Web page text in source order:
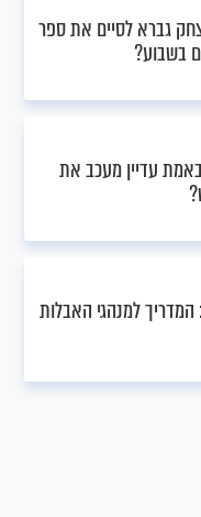
גברא לסיים את ספר
עדיין מעכב את
המדריך למנהגי האבלות